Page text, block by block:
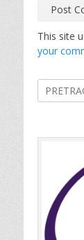
This site
your
Search
for: